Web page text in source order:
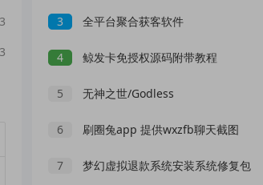
3 全平台聚合获客软件
4 鲸发卡免授权源码附带教程
5 无神之世/Godless
6 刷圈兔app 提供wxzfb聊天截图
7 梦幻虚拟退款系统安装系统修复包